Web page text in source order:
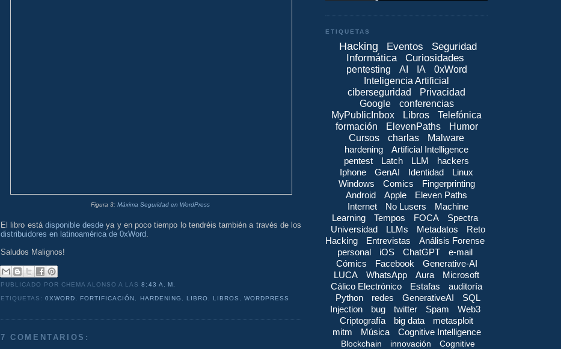
Figura 3: Máxima Seguridad en WordPress
El libro está disponible desde ya y en poco tiempo lo tendréis también a través de los
distribuidores en latinoamérica de 0xWord
Saludos Malignos!
PUBLICADO POR CHEMA ALONSOA LAS8:43 A. M.
ETIQUETAS:0XWORD, FORTIFICACIÓN , HARDENING , LIBRO, LIBROS , WORDPRESS
7 COMENTARIOS:
ETIQUETAS
Hacking Eventos
Seguridad
Informática
Curiosidades
pentesting AI IA
0xWord
Inteligencia Artificial
ciberseguridad
Privacidad
Google
conferencias
MyPublicInbox
Libros
Telefónica
formación
ElevenPaths
Humor
Cursos
charlas
Malware
hardening
Artificial Intelligence
pentest
Latch LLM
hackers
Iphone
GenAI Identidad
Linux
Windows
Comics
Fingerprinting
Android
Apple
Eleven Paths
Internet
No Lusers
Machine
Learning
Tempos FOCA
Spectra
Universidad
LLMs Metadatos
Reto
Hacking
Entrevistas
Análisis Forense
personal
iOS ChatGPT
e-mail
Cómics
Facebook
Generative-AI
LUCA
WhatsApp Aura
Microsoft
Cálico Electrónico
Estafas
auditoría
Python
redes GenerativeAI
SQL
Injection
bug twitter Spam
Web3
Criptografía
big data
metasploit
mitm
Música Cognitive Intelligence
Blockchain innovación
Cognitive